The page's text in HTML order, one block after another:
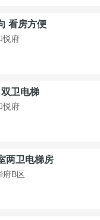
看房方便
悦府
卫电梯
悦府
两卫电梯房
府B区